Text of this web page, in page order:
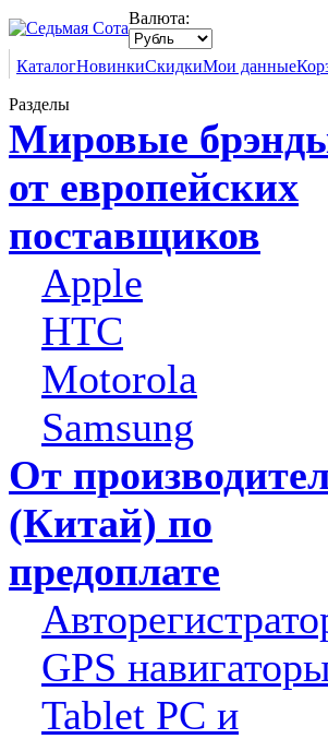
Валюта:
КаталогНовинкиСкидкиМои данные
Разделы
Мировые
от европейских
поставщиков
Apple
HTC
Motorola
Samsung
От
(Китай) по
предоплате
GPS
Tablet PC и